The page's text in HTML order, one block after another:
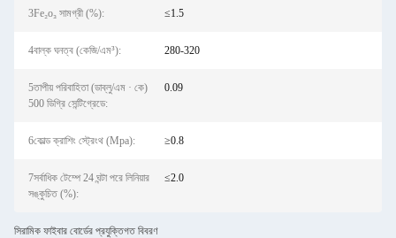
3Fe₂o₃ সামগ্রী (%): ≤1.5
4বাল্ক ঘনত্ব (কেজি/এম³): 280-320
5তাপীয় পরিবাহিতা (ডাব্লু/এম · কে)
500 ডিগ্রি সেন্টিগ্রেডে:
0.09
6কোল্ড ক্রাশিং স্ট্রেংথ (Mpa): ≥0.8
7সর্বাধিক টেম্পে 24 ঘন্টা পরে লিনিয়ার
সঙ্কুচিত (%):
≤2.0
সিরামিক ফাইবার বোর্ডের প্রযুক্তিগত বিবরণ